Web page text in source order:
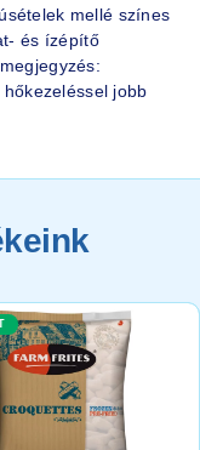
mellé színes
és ízépítő
jobb